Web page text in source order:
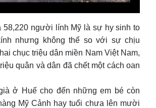
58,220 người lính Mỹ là sự hy sinh to
nhưng không thể so với sự chịu
chục triệu dân miền Nam Việt Nam,
quân và dân đã chết một cách oan
ở Huế cho đến những em bé còn
Mỹ Cảnh hay tuổi chưa lên mười